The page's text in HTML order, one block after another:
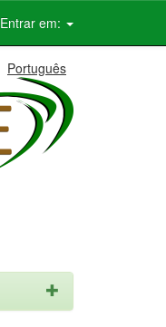
Entrar em:
Português